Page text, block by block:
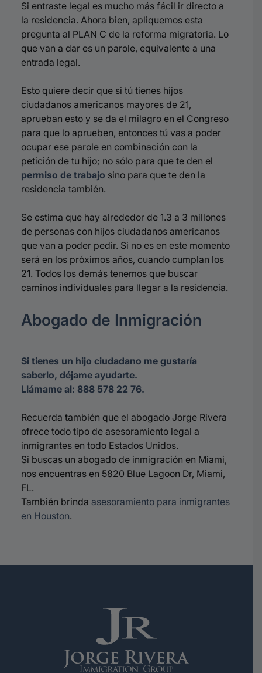
Si entraste legal es mucho más fácil ir directo a
la residencia. Ahora bien, apliquemos esta
pregunta al PLAN C de la reforma migratoria. Lo
que van a dar es un parole, equivalente a una
entrada legal.
Esto quiere decir que si tú tienes hijos
ciudadanos americanos mayores de 21,
aprueban esto y se da el milagro en el Congreso
para que lo aprueben, entonces tú vas a poder
ocupar ese parole en combinación con la
petición de tu hijo; no sólo para que te den el
permiso de trabajo sino para que te den la
residencia también.
Se estima que hay alrededor de 1.3 a 3 millones
de personas con hijos ciudadanos americanos
que van a poder pedir. Si no es en este momento
será en los próximos años, cuando cumplan los
21. Todos los demás tenemos que buscar
caminos individuales para llegar a la residencia.
Abogado de Inmigración
Si tienes un hijo ciudadano me gustaría
saberlo, déjame ayudarte.
Llámame al: 888 578 22 76.
Recuerda también que el abogado Jorge Rivera
ofrece todo tipo de asesoramiento legal a
inmigrantes en todo Estados Unidos.
Si buscas un abogado de inmigración en Miami,
nos encuentras en 5820 Blue Lagoon Dr, Miami,
FL.
También brinda asesoramiento para inmigrantes
en Houston.